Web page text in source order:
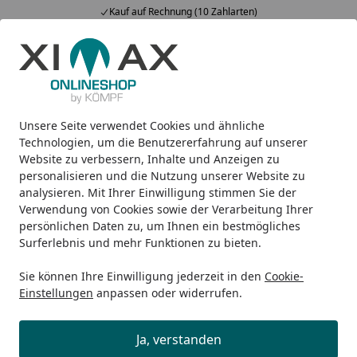
Unsere Seite verwendet Cookies und ähnliche
Technologien, um die Benutzererfahrung auf unserer
Website zu verbessern, Inhalte und Anzeigen zu
personalisieren und die Nutzung unserer Website zu
analysieren. Mit Ihrer Einwilligung stimmen Sie der
Verwendung von Cookies sowie der Verarbeitung Ihrer
persönlichen Daten zu, um Ihnen ein bestmögliches
Surferlebnis und mehr Funktionen zu bieten.
Sie können Ihre Einwilligung jederzeit in den Cookie-
Einstellungen anpassen oder widerrufen.
Ja, verstanden
Kauf auf Rechnung (10 Zahlarten)
Alle Produkte
Mein Konto
Suchen
Startseite
Design-Carports Portoforte Ximax Carport Portoforte
Ximax Carport Portoforte Typ 110
Tandem 982 x 270 cm